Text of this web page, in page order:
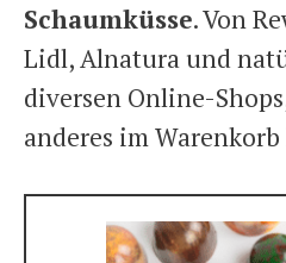
Schaumküsse. Von
Lidl, Alnatura und
diversen Online-
anderes im